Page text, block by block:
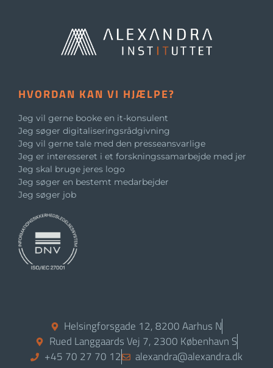
HVORDAN KAN VI HJÆLPE?
Jeg vil gerne booke en it-konsulent
Jeg søger digitaliseringsrådgivning
Jeg vil gerne tale med den presseansvarlige
Jeg er interesseret i et forskningssamarbejde med jer
Jeg skal bruge jeres logo
Jeg søger en bestemt medarbejder
Jeg søger job
Helsingforsgade 12, 8200 Aarhus N
Rued Langgaards Vej 7, 2300 København S
+45 70 27 70 12
alexandra@alexandra.dk